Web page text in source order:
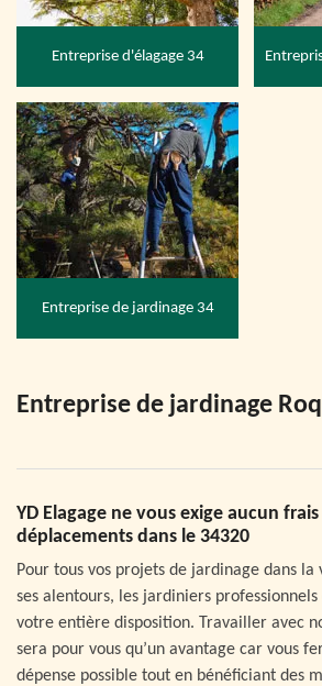
Entreprise d'élagage 34
Entreprise de jardinage 34
Entreprise de jardinage
YD Elagage ne vous exige aucun
déplacements dans le 34320
Pour tous vos projets de jardinage dans la
ses alentours, les jardiniers professionnels
votre entière disposition. Travailler avec
sera pour vous qu’un avantage car vous
dépense possible tout en bénéficiant des